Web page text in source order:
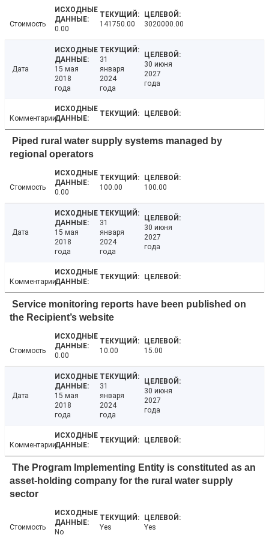
Стоимость
0.00
141750.00 3020000.00
Дата
15 мая
2018
года
31
января
2024
года
30 июня
2027
года
Комментарии
Piped rural water supply systems managed by
regional operators
Стоимость
0.00
100.00 100.00
Дата
15 мая
2018
года
31
января
2024
года
30 июня
2027
года
Комментарии
Service monitoring reports have been published on
the Recipient’s website
Стоимость
0.00
10.00 15.00
Дата
15 мая
2018
года
31
января
2024
года
30 июня
2027
года
Комментарии
The Program Implementing Entity is constituted as an
asset-holding company for the rural water supply
sector
Стоимость
No
Yes Yes